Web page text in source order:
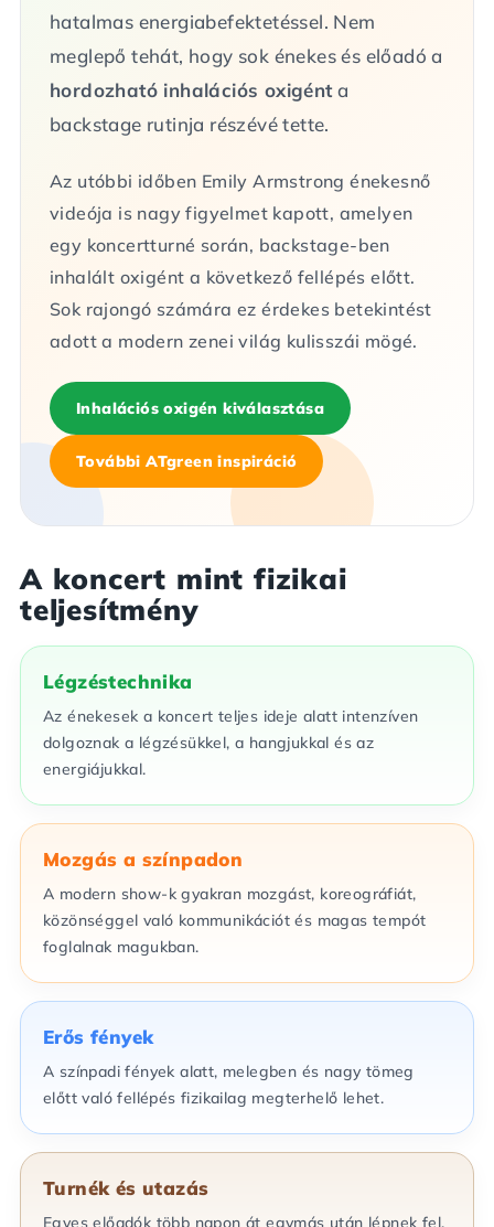
hatalmas energiabefektetéssel. Nem
meglepő tehát, hogy sok énekes és előadó a
hordozható inhalációs oxigénta
backstage rutinja részévé tette.
Az utóbbi időben Emily Armstrong énekesnő
videója is nagy figyelmet kapott, amelyen
egy koncertturné során, backstage-ben
inhalált oxigént a következő fellépés előtt.
Sok rajongó számára ez érdekes betekintést
adott a modern zenei világ kulisszái mögé.
Inhalációs oxigén kiválasztása
További ATgreen inspiráció
A koncert mint fizikai
teljesítmény
Légzéstechnika
Az énekesek a koncert teljes ideje alatt intenzíven
dolgoznak a légzésükkel, a hangjukkal és az
energiájukkal.
Mozgás a színpadon
A modern show-k gyakran mozgást, koreográfiát,
közönséggel való kommunikációt és magas tempót
foglalnak magukban.
Erős fények
A színpadi fények alatt, melegben és nagy tömeg
előtt való fellépés fizikailag megterhelő lehet.
Turnék és utazás
Egyes előadók több napon át egymás után lépnek fel,